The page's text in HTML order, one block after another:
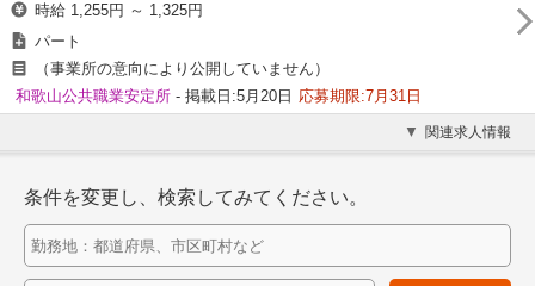
時給 1,255円 ～ 1,325円
パート
（事業所の意向により公開していません）
和歌山公共職業安定所 - 掲載日:5月20日 応募期限:7月31日
関連求人情報
条件を変更し、検索してみてください。